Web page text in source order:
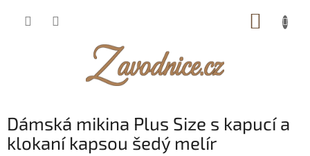
Dámská mikina Plus Size s kapucí a
klokaní kapsou šedý melír